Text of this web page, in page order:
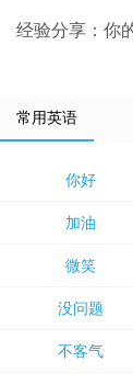
经验分享：你
常用英语
你好
加油
微笑
没问题
不客气